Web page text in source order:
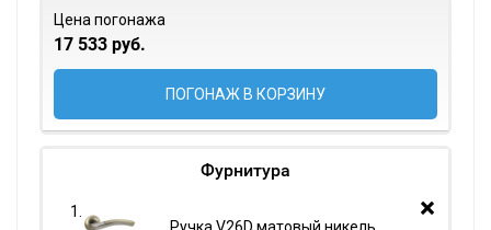
Цена погонажа
17 533 руб.
ПОГОНАЖ В КОРЗИНУ
Фурнитура
Ручка V26D матовый никель